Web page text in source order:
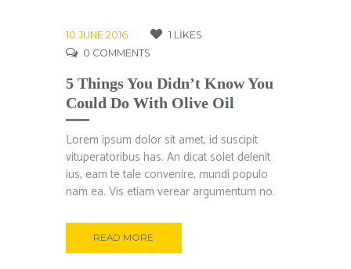
10 JUNE 2016 1 LIKES
0 COMMENTS
5 Things You Didn’t Know You
Could Do With Olive Oil
Lorem ipsum dolor sit amet, id suscipit
vituperatoribus has. An dicat solet delenit
ius, eam te tale convenire, mundi populo
nam ea. Vis etiam verear argumentum no.
READ MORE